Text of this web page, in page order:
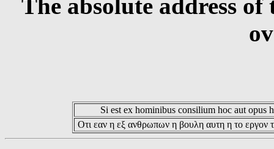
The absolute address
Si est ex hominibus consilium hoc aut opus
Οτι εαν η εξ ανθρωπων η βουλη αυτη η το εργον